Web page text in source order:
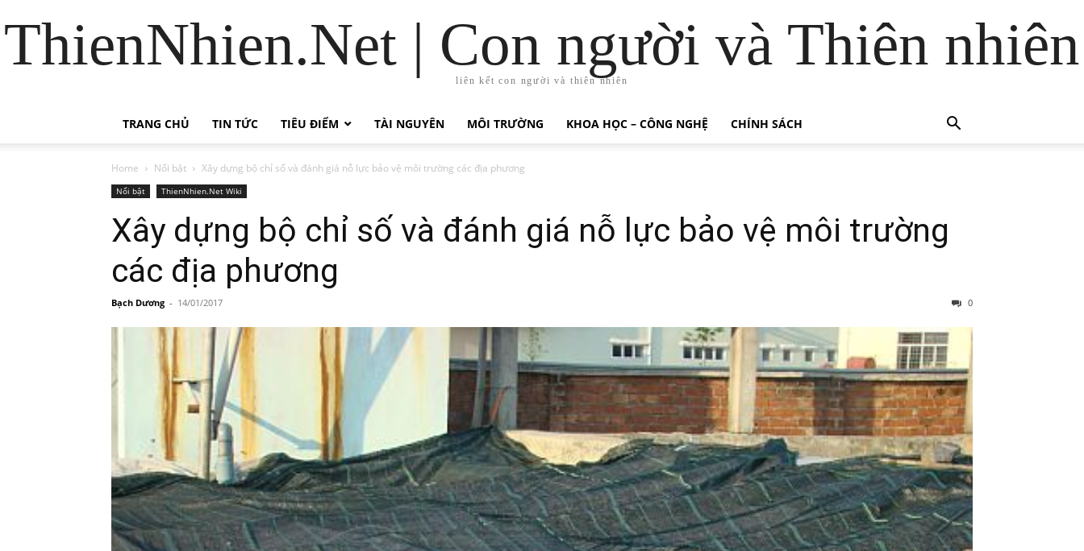
ThienNhien.Net | Con người và Thiên nhiên
liên kết con người và thiên nhiên
TRANG CHỦ TIN TỨC TIÊU ĐIỂM TÀI NGUYÊN MÔI TRƯỜNG KHOA HỌC – CÔNG NGHỆ CHÍNH SÁCH
Home Nổi bật Xây dựng bộ chỉ số và đánh giá nỗ lực bảo vệ môi trường các địa phương
Nổi bật ThienNhien.Net Wiki
Xây dựng bộ chỉ số và đánh giá nỗ lực bảo vệ môi trường
các địa phương
Bạch Dương - 14/01/2017 0